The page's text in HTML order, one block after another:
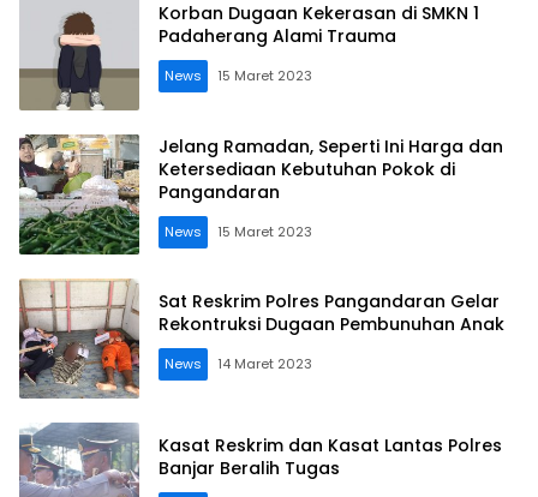
Korban Dugaan Kekerasan di SMKN 1
Padaherang Alami Trauma
News 15 Maret 2023
Jelang Ramadan, Seperti Ini Harga dan
Ketersediaan Kebutuhan Pokok di
Pangandaran
News 15 Maret 2023
Sat Reskrim Polres Pangandaran Gelar
Rekontruksi Dugaan Pembunuhan Anak
News 14 Maret 2023
Kasat Reskrim dan Kasat Lantas Polres
Banjar Beralih Tugas